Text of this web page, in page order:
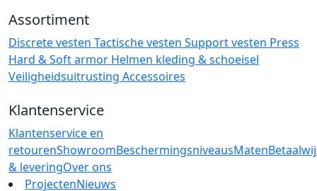
Assortiment
Discrete vesten Tactische vesten Support vesten Press
Hard & Soft armor Helmen kleding & schoeisel
Veiligheidsuitrusting Accessoires
Klantenservice
Klantenservice en
retourenShowroomBeschermingsniveausMaten
& leveringOver ons
ProjectenNieuws